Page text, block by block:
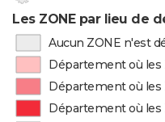
Les ZONE par lieu de
Aucun ZONE n'est
Département où les
Département où les
Département où les